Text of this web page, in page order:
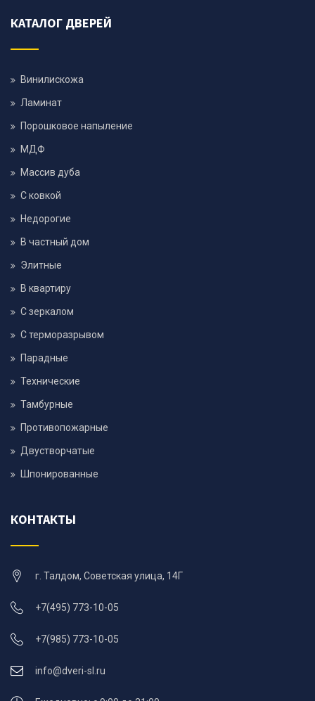
КАТАЛОГ ДВЕРЕЙ
Винилискожа
Ламинат
Порошковое напыление
МДФ
Массив дуба
С ковкой
Недорогие
В частный дом
Элитные
В квартиру
С зеркалом
С терморазрывом
Парадные
Технические
Тамбурные
Противопожарные
Двустворчатые
Шпонированные
КОНТАКТЫ
г. Талдом, Советская улица, 14Г
+7(495) 773-10-05
+7(985) 773-10-05
info@dveri-sl.ru